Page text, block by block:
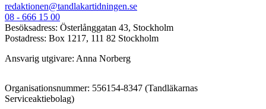
redaktionen@tandlakartidningen.se
08 - 666 15 00
Besöksadress: Österlånggatan 43, Stockholm
Postadress: Box 1217, 111 82 Stockholm
Ansvarig utgivare: Anna Norberg
Organisationsnummer: 556154-8347 (Tandläkarnas
Serviceaktiebolag)